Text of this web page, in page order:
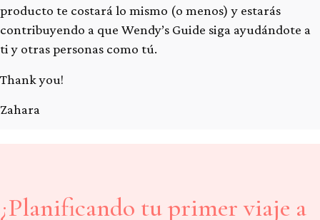
producto te costará lo mismo (o menos) y estarás
contribuyendo a que Wendy’s Guide siga ayudándote a
ti y otras personas como tú.
Thank you!
Zahara
¿Planificando tu primer viaje a